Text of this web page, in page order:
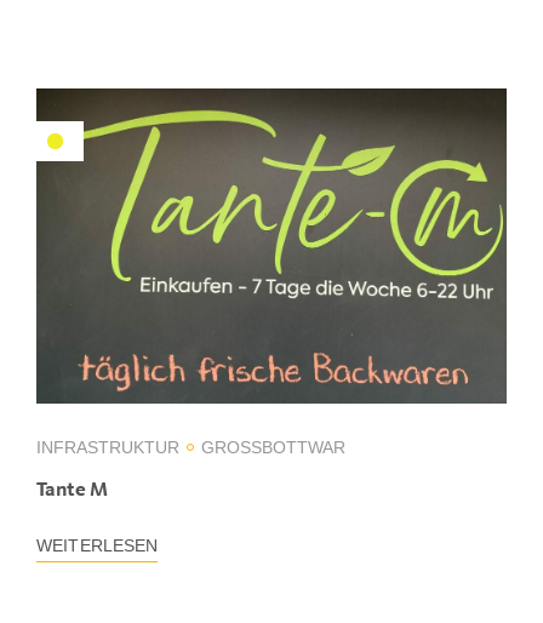
INFRASTRUKTUR GROSSBOTTWAR
Tante M
WEITERLESEN